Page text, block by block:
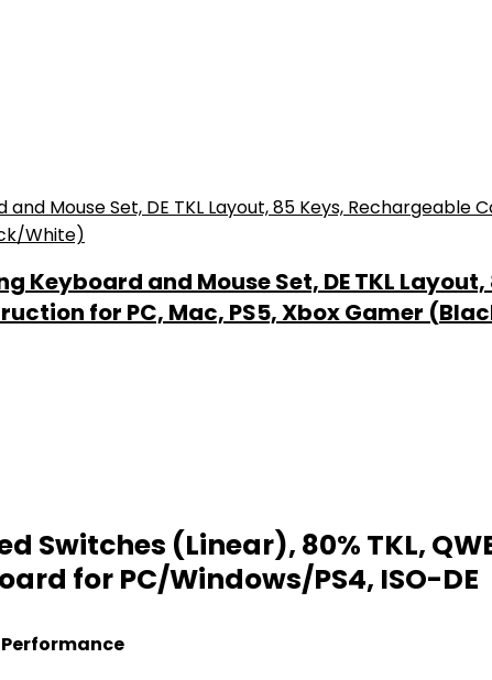
Keyboard and Mouse Set, DE TKL
for PC, Mac, PS5, Xbox Gamer
(Linear), 80% TKL,
for PC/Windows/PS4, ISO-DE